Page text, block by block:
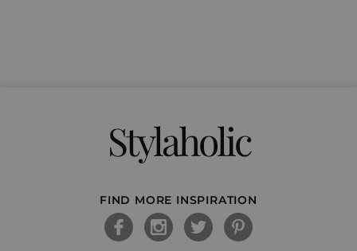
Stylaholic
FIND MORE INSPIRATION